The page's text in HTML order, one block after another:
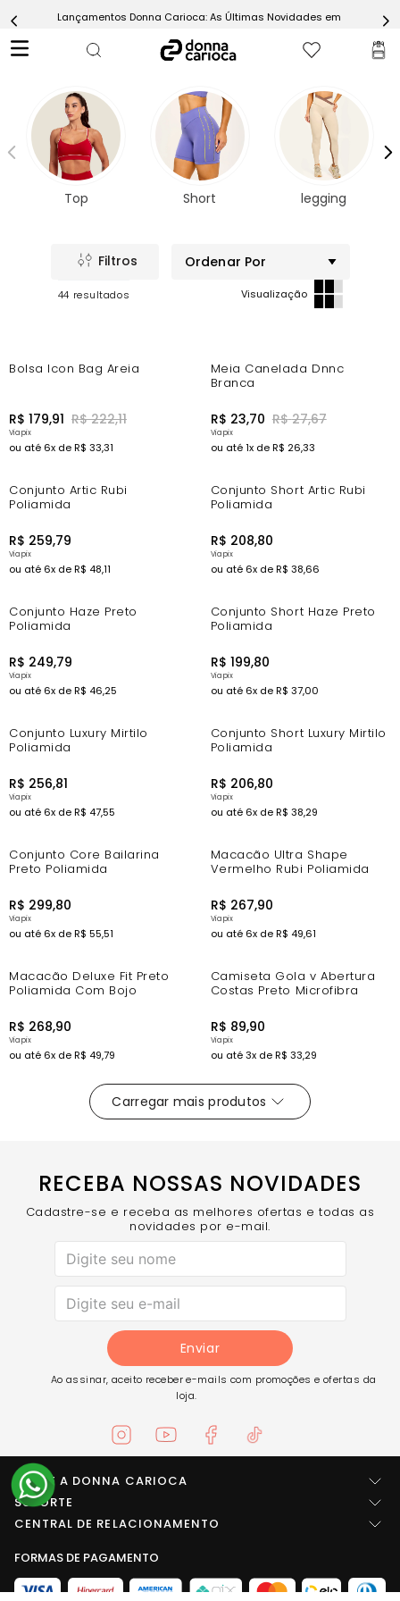
Lançamentos Donna Carioca: As Últimas Novidades em Moda
Top Short legging
Ordenar Por
44
-10%
Bolsa Icon Bag Areia
R$ 179,91 R$ 222,11
ou até 6x deR$ 33,31
-5%
Meia Canelada Dnnc
Branca
R$ 23,70 R$ 27,67
ou até1x deR$ 26,33
Conjunto Artic Rubi
Poliamida
R$ 259,79
ou até 6x deR$ 48,11
Conjunto Short Artic Rubi
Poliamida
R$ 208,80
ou até 6x deR$ 38,66
Conjunto Haze Preto
Poliamida
R$ 249,79
ou até 6x deR$ 46,25
Conjunto Short Haze Preto
Poliamida
R$ 199,80
ou até 6x deR$ 37,00
Conjunto Luxury Mirtilo
Poliamida
R$ 256,81
ou até 6x deR$ 47,55
Conjunto Short Luxury Mirtilo
Poliamida
R$ 206,80
ou até 6x deR$ 38,29
Conjunto Core Bailarina
Preto Poliamida
R$ 299,80
ou até 6x deR$ 55,51
Macacão Ultra Shape
Vermelho Rubi Poliamida
R$ 267,90
ou até 6x deR$ 49,61
Macacão Deluxe Fit Preto
Poliamida Com Bojo
R$ 268,90
ou até 6x deR$ 49,79
Camiseta Gola v Abertura
Costas Preto Microfibra
R$ 89,90
ou até3x deR$ 33,29
RECEBA NOSSAS NOVIDADES
Cadastre-se e receba as melhores ofertas e todas as
novidades por e-mail.
Enviar
Ao assinar, aceito receber e-mails com promoções e ofertas da
loja.
SOBRE A DONNA CARIOCA
Quem somos
Imprensa
Trabalhe conosco
Seja um fornecedor
SUPORTE
Central de ajuda
Entre em contato
Troca e Devolução
CENTRAL DE RELACIONAMENTO
LOCALIZAÇÃO
Rua Arídio da rosa pinheiro, SN Área B1 - Galpões 1, 2, 3, 4 e 5
FORMAS DE PAGAMENTO
Calça
Epic Vermelho
8º
Macaquinho
9
Challenge Azul
Ultimate Rosa